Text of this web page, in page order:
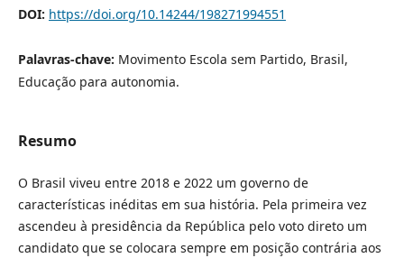
DOI: https://doi.org/10.14244/198271994551
Palavras-chave: Movimento Escola sem Partido, Brasil,
Educação para autonomia.
Resumo
O Brasil viveu entre 2018 e 2022 um governo de
características inéditas em sua história. Pela primeira vez
ascendeu à presidência da República pelo voto direto um
candidato que se colocara sempre em posição contrária aos